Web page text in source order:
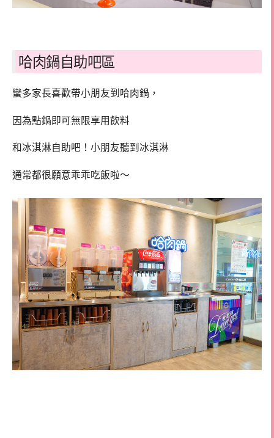
哈肉鍋自助吧區
蠻多家長喜歡帶小朋友到哈肉鍋，
因為點鍋即可無限享用飲料
和冰淇淋自助吧！小朋友聽到冰淇淋
通常都很願意乖乖吃飯啦～